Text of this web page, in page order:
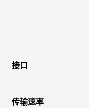
接口
传输速率